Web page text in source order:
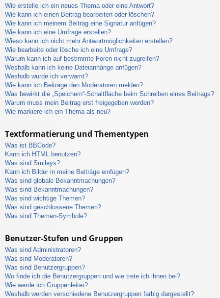
Wie erstelle ich ein neues Thema oder eine Antwort?
Wie kann ich einen Beitrag bearbeiten oder löschen?
Wie kann ich meinem Beitrag eine Signatur anfügen?
Wie kann ich eine Umfrage erstellen?
Wieso kann ich nicht mehr Antwortmöglichkeiten erstellen?
Wie bearbeite oder lösche ich eine Umfrage?
Warum kann ich auf bestimmte Foren nicht zugreifen?
Weshalb kann ich keine Dateianhänge anfügen?
Weshalb wurde ich verwarnt?
Wie kann ich Beiträge den Moderatoren melden?
Was bewirkt die „Speichern“-Schaltfläche beim Schreiben eines Beitrags?
Warum muss mein Beitrag erst freigegeben werden?
Wie markiere ich ein Thema als neu?
Textformatierung und Thementypen
Was ist BBCode?
Kann ich HTML benutzen?
Was sind Smileys?
Kann ich Bilder in meine Beiträge einfügen?
Was sind globale Bekanntmachungen?
Was sind Bekanntmachungen?
Was sind wichtige Themen?
Was sind geschlossene Themen?
Was sind Themen-Symbole?
Benutzer-Stufen und Gruppen
Was sind Administratoren?
Was sind Moderatoren?
Was sind Benutzergruppen?
Wo finde ich die Benutzergruppen und wie trete ich ihnen bei?
Wie werde ich Gruppenleiter?
Weshalb werden verschiedene Benutzergruppen farbig dargestellt?